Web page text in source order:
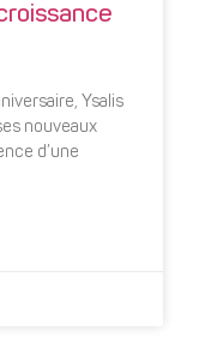
Ysalis
nouveaux
d’une